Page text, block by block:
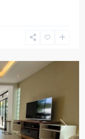
Next